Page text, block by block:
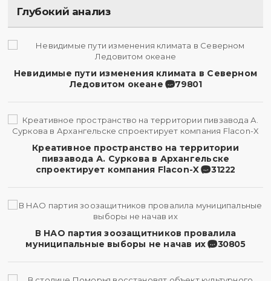
Глубокий анализ
Невидимые пути изменения климата в Северном
Ледовитом океане
79801
Креативное пространство на территории
пивзавода А. Суркова в Архангельске
спроектирует компания Flacon-X
31222
В НАО партия зоозащитников провалила
муниципальные выборы не начав их
30805